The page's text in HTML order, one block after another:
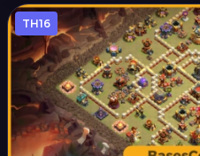
TH16